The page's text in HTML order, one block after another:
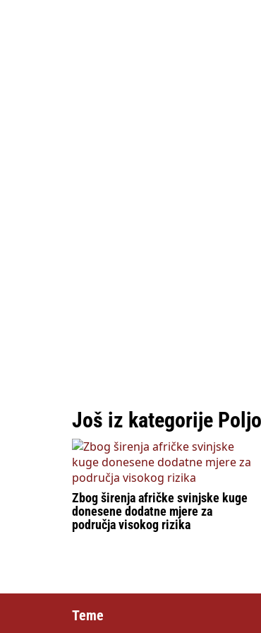
Još iz kategorije
Zbog širenja afričke svinjske kuge
donesene dodatne mjere za
područja visokog rizika
Teme